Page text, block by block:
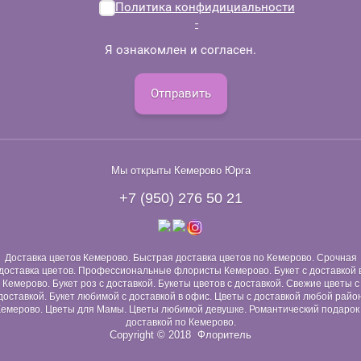
Политика конфидициальности
-
Я ознакомлен и согласен.
Отправить
Мы открыты Кемерово Юрга
+7 (950) 276 50 21
Доставка цветов Кемерово. Быстрая доставка цветов по Кемерово. Срочная
цветов. Профессиональные флористы Кемерово. Букет с доставкой
Кемерово. Букет роз с доставкой. Букеты цветов с доставкой. Свежие цветы с
Букет любимой с доставкой в офис. Цветы с доставкой любой
Цветы для Мамы. Цветы любимой девушке. Романтический подарок
доставкой по Кемерово.
Copyright © 2018 Флоритель